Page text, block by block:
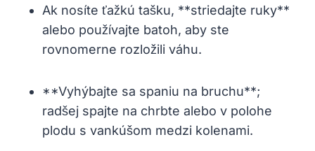
Ak nosíte ťažkú tašku, **striedajte ruky**
alebo používajte batoh, aby ste
rovnomerne rozložili váhu.
**Vyhýbajte sa spaniu na bruchu**;
radšej spajte na chrbte alebo v polohe
plodu s vankúšom medzi kolenami.